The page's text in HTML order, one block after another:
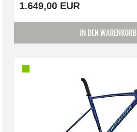
1.649,00 EUR
IN DEN WARENKORB